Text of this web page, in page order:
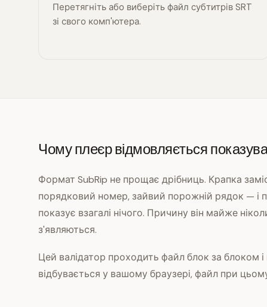
Перетягніть або виберіть файл субтитрів SRT
зі свого комп'ютера.
Чому плеєр відмовляється
Формат SubRip не прощає дрібниць. Крапка
порядковий номер, зайвий порожній рядок — і
показує взагалі нічого. Причину він майже
з'являються.
Цей валідатор проходить файл блок за блоком
відбувається у вашому браузері, файл при